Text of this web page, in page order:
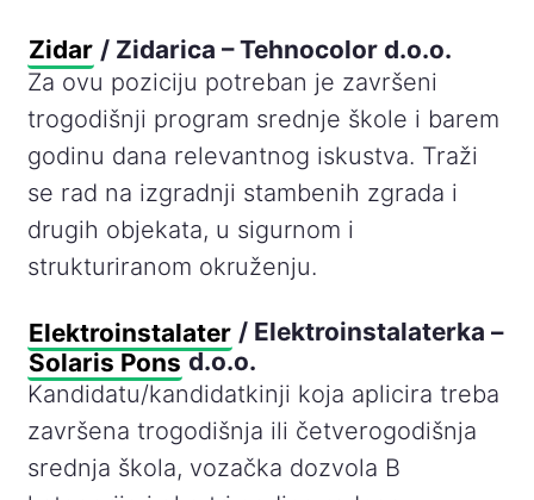
Zidar / Zidarica – Tehnocolor d.o.o.
Za ovu poziciju potreban je završeni
trogodišnji program srednje škole i barem
godinu dana relevantnog iskustva. Traži
se rad na izgradnji stambenih zgrada i
drugih objekata, u sigurnom i
strukturiranom okruženju.
Elektroinstalater / Elektroinstalaterka –
Solaris Pons d.o.o.
Kandidatu/kandidatkinji koja aplicira treba
završena trogodišnja ili četverogodišnja
srednja škola, vozačka dozvola B